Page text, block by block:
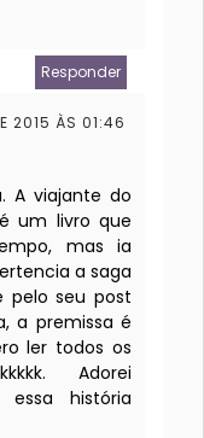
Responder
2015 ÀS 01:46
A viajante do
um livro que
mas ia
a saga
pelo seu post
a premissa é
ler todos os
Adorei
história